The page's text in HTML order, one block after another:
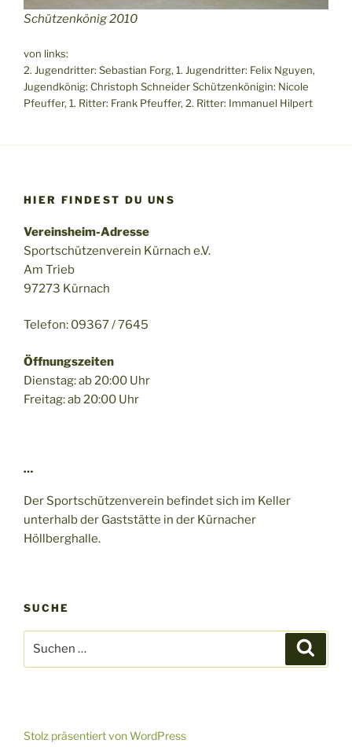
Schützenkönig 2010
von links:
2. Jugendritter: Sebastian Forg, 1. Jugendritter: Felix Nguyen,
Jugendkönig: Christoph Schneider Schützenkönigin: Nicole
Pfeuffer, 1. Ritter: Frank Pfeuffer, 2. Ritter: Immanuel Hilpert
HIER FINDEST DU UNS
Vereinsheim-Adresse
Sportschützenverein Kürnach e.V.
Am Trieb
97273 Kürnach
Telefon: 09367 / 7645
Öffnungszeiten
Dienstag: ab 20:00 Uhr
Freitag: ab 20:00 Uhr
…
Der Sportschützenverein befindet sich im Keller
unterhalb der Gaststätte in der Kürnacher
Höllberghalle.
SUCHE
nach:
Stolz präsentiert von WordPress